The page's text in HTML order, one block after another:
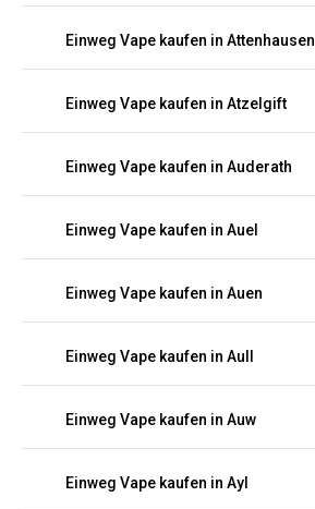
Einweg Vape kaufen in Attenhausen
Einweg Vape kaufen in Atzelgift
Einweg Vape kaufen in Auderath
Einweg Vape kaufen in Auel
Einweg Vape kaufen in Auen
Einweg Vape kaufen in Aull
Einweg Vape kaufen in Auw
Einweg Vape kaufen in Ayl